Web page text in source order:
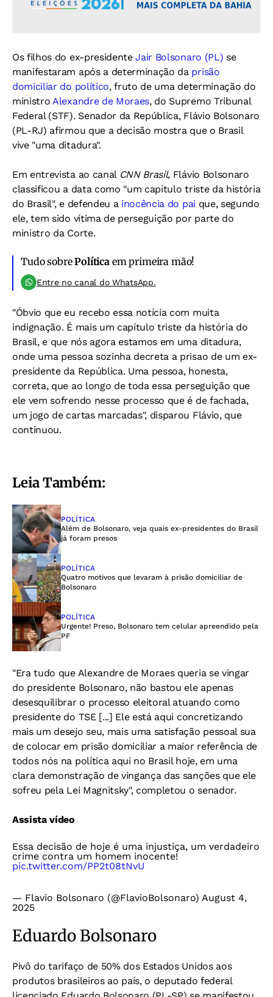
Os filhos do ex-presidenteJair Bolsonaro (PL) se
manifestaram após a determinação da prisão
domiciliar do político, fruto de uma determinação do
ministroAlexandre de Moraes, do Supremo Tribunal
Federal (STF). Senador da República, Flávio Bolsonaro
(PL-RJ) afirmou que a decisão mostra que o Brasil
vive "uma ditadura".
Em entrevista ao canal CNN Brasil, Flávio Bolsonaro
classificou a data como "um capítulo triste da história
do Brasil", e defendeu a inocência do pai que, segundo
ele, tem sido vítima de perseguição por parte do
ministro da Corte.
Tudo sobrePolíticaem primeira mão!
Entre no canal do WhatsApp.
"Óbvio que eu recebo essa notícia com muita
indignação. É mais um capítulo triste da história do
Brasil, e que nós agora estamos em uma ditadura,
onde uma pessoa sozinha decreta a prisao de um ex-
presidente da República. Uma pessoa, honesta,
correta, que ao longo de toda essa perseguição que
ele vem sofrendo nesse processo que é de fachada,
um jogo de cartas marcadas", disparou Flávio, que
continuou.
Leia Também:
POLÍTICA
Além de Bolsonaro, veja quais ex-presidentes do Brasil
já foram presos
POLÍTICA
Quatro motivos que levaram à prisão domiciliar de
Bolsonaro
POLÍTICA
Urgente! Preso, Bolsonaro tem celular apreendido pela
PF
"Era tudo que Alexandre de Moraes queria se vingar
do presidente Bolsonaro, não bastou ele apenas
desesquilibrar o processo eleitoral atuando como
presidente do TSE [...] Ele está aqui concretizando
mais um desejo seu, mais uma satisfação pessoal sua
de colocar em prisão domiciliar a maior referência de
todos nós na política aqui no Brasil hoje, em uma
clara demonstração de vingança das sanções que ele
sofreu pela Lei Magnitsky", completou o senador.
Assista vídeo
Essa decisão de hoje é uma injustiça, um verdadeiro
crime contra um homem inocente!
pic.twitter.com/PP2t08tNvU
— Flavio Bolsonaro (@FlavioBolsonaro) August 4,
2025
Eduardo Bolsonaro
Pivô do tarifaço de 50% dos Estados Unidos aos
produtos brasileiros ao país, o deputado federal